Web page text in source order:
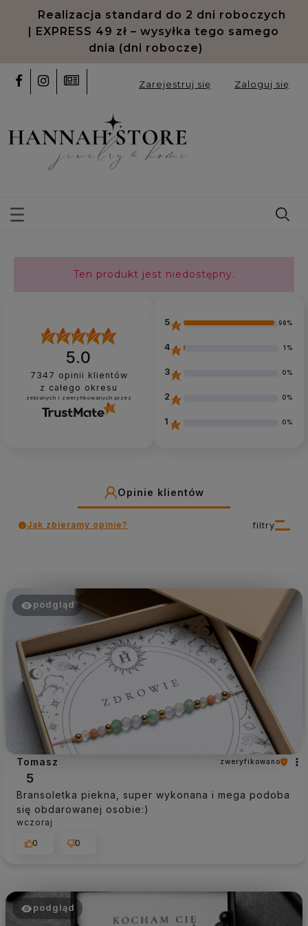
Odroczone płatności PayPo oraz
Klarna
Zarejestruj się Zaloguj się
Ten produkt jest niedostępny.
5.0
7347 opinii klientów
z całego okresu
zebranych i zweryfikowanych przez
5 98%
4 1%
3 0%
2 0%
1 0%
Opinie klientów
filtry
Jak zbieramy opinie?
podgląd
Tomasz zweryfikowano
5
Bransoletka piekna, super wykonana i mega podoba
się obdarowanej osobie:)
wczoraj
0
0
podgląd